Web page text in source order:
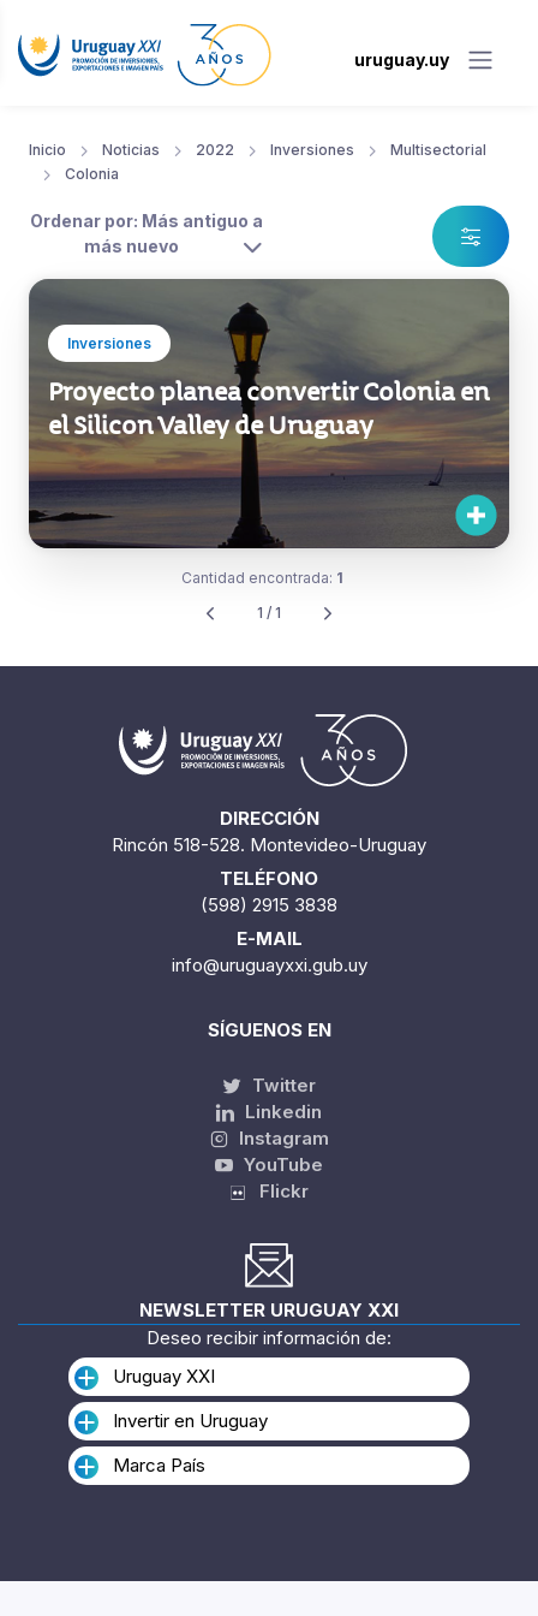
uruguay.uy
Inicio Noticias 2022 Inversiones
Multisectorial
Colonia
Ordenar por: Más antiguo a
más nuevo
Inversiones
Proyecto planea convertir Colonia en
el Silicon Valley de Uruguay
Cantidad encontrada: 1
1 / 1
DIRECCIÓN
Rincón 518-528. Montevideo-Uruguay
TELÉFONO
(598) 2915 3838
E-MAIL
info@uruguayxxi.gub.uy
SÍGUENOS EN
Twitter
Linkedin
Instagram
YouTube
Flickr
NEWSLETTER URUGUAY XXI
Deseo recibir información de:
Uruguay XXI
Invertir en Uruguay
Marca País